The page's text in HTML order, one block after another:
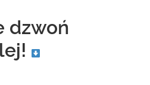
dzwoń